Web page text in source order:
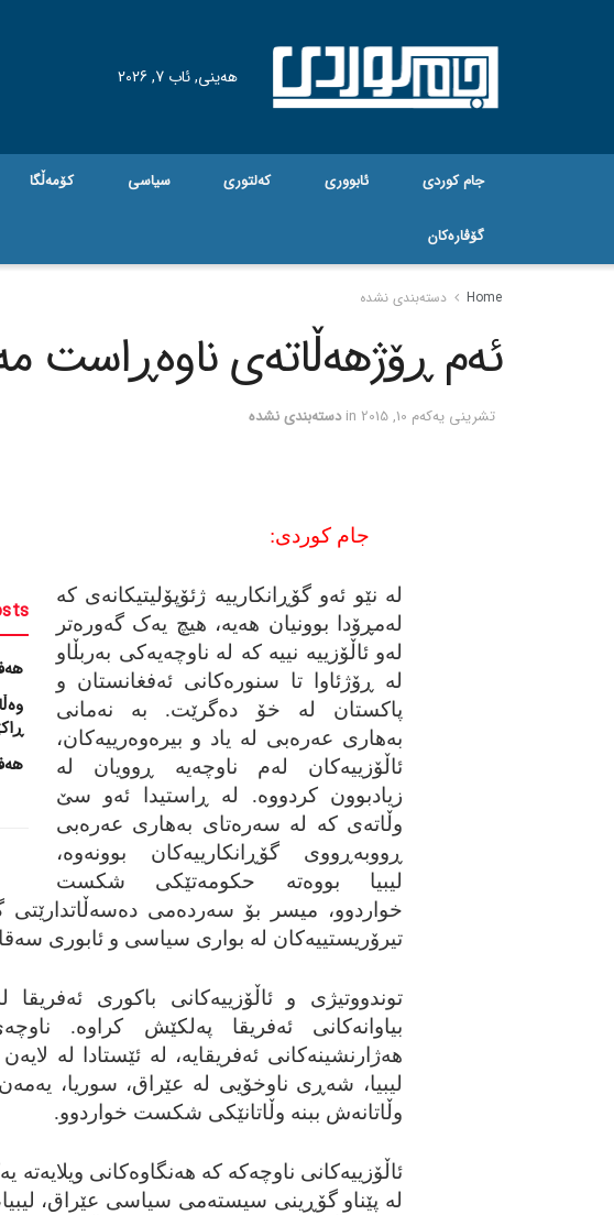
هه‌ینی, ئاب 7, 2026
جام کوردی ئابووری کەلتوری سیاسی کۆمەڵگا
گۆڤاره‌کان
Home دسته‌بندی نشده
ئه‌م ڕۆژهه‌ڵاته‌ی ناوه‌ڕاست‌
تشرینی یه‌كه‌م 10, 2015 in دسته‌بندی نشده
جام کوردی:
له‌ نێو ئه‌و گۆڕانکارییه‌ ژئۆپۆلیتیکانه‌ی که‌
له‌مڕۆدا بوونیان هه‌یه‌، هیچ یه‌ک گه‌وره‌تر
له‌و ئاڵۆزییه‌ نییه‌ که‌ له‌ ناوچه‌یه‌کی به‌ربڵاو
له‌ ڕۆژئاوا تا سنوره‌کانی ئه‌فغانستان و
پاکستان له‌ خۆ ده‌گرێت. به‌ نه‌مانی
به‌هاری عه‌ره‌بی له‌ یاد و بیره‌وه‌رییه‌کان،
ئاڵۆزییه‌کان له‌م ناوچه‌یه‌ ڕوویان له‌
زیادبوون کردووه‌. له‌ ڕاستیدا ئه‌و سێ
وڵاته‌ی که‌ له‌ سه‌ره‌تای به‌هاری عه‌ره‌بی
ڕووبه‌ڕووی گۆڕانکارییه‌کان بوونه‌وه‌،
لیبیا بووه‌ته‌ حکومه‌تێکی شکست
خواردوو، میسر بۆ سه‌رده‌می ده‌سه‌ڵاتدارێتی
تیرۆریستییه‌کان له‌ بواری سیاسی و ئابوری
توندووتیژی و ئاڵۆزییه‌کانی باکوری
بیاوانه‌کانی ئه‌فریقا په‌لکێش کراوه‌.
هه‌ژارنشینه‌کانی ئه‌فریقایه‌، له‌ ئێستادا له‌
لیبیا، شه‌ڕی ناوخۆیی له‌ عێراق، سوریا،
وڵاتانه‌ش ببنه‌ وڵاتانێکی شکست خواردوو.
ئاڵۆزییه‌کانی ناوچه‌که‌ که‌ هه‌نگاوه‌کانی ویلایه‌ته‌
له‌ پێناو گۆڕینی سیسته‌می سیاسی عێراق،